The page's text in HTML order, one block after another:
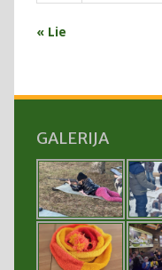
« Lie
GALERIJA